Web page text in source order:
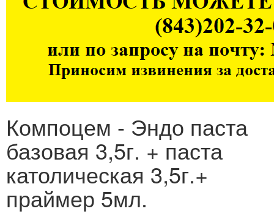
Компоцем - Эндо паста
базовая 3,5г. + паста
католическая 3,5г.+
праймер 5мл.